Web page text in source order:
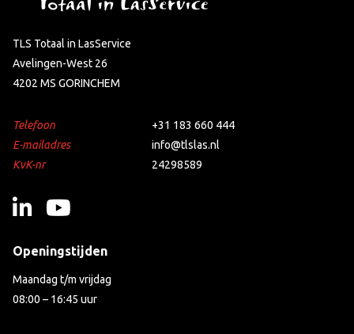
TLS Totaal in LasService
Avelingen-West 26
4202 MS GORINCHEM
Telefoon
+31 183 660 444
E-mailadres
info@tlslas.nl
KvK-nr
24298589
Openingstijden
Maandag t/m vrijdag
08:00 – 16:45 uur